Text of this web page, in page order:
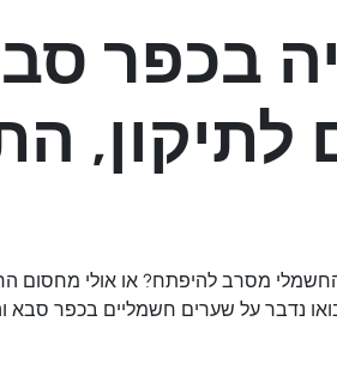
בכפר
מסרב להיפתח? או אולי מחסום
בואו נדבר על שערים חשמליים בכפר